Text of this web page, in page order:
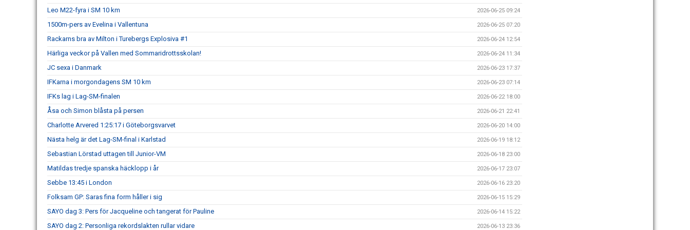
Leo M22-fyra i SM 10 km 2026-06-25 09:24
1500m-pers av Evelina i Vallentuna 2026-06-25 07:20
Rackarns bra av Milton i Turebergs Explosiva #1 2026-06-24 12:54
Härliga veckor på Vallen med Sommaridrottsskolan! 2026-06-24 11:34
JC sexa i Danmark 2026-06-23 17:37
IFKarna i morgondagens SM 10 km 2026-06-23 07:14
IFKs lag i Lag-SM-finalen 2026-06-22 18:00
Åsa och Simon blåsta på persen 2026-06-21 22:41
Charlotte Arvered 1:25:17 i Göteborgsvarvet 2026-06-20 14:00
Nästa helg är det Lag-SM-final i Karlstad 2026-06-19 18:12
Sebastian Lörstad uttagen till Junior-VM 2026-06-18 23:00
Matildas tredje spanska häcklopp i år 2026-06-17 23:07
Sebbe 13:45 i London 2026-06-16 23:20
Folksam GP: Saras fina form håller i sig 2026-06-15 15:29
SAYO dag 3: Pers för Jacqueline och tangerat för Pauline 2026-06-14 15:22
SAYO dag 2: Personliga rekordslakten rullar vidare 2026-06-13 23:36